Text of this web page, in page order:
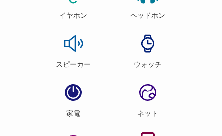
イヤホン ヘッドホン
スピーカー ウォッチ
家電 ネット